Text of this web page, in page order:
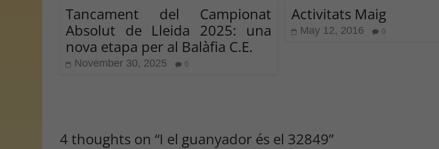
Tancament del Campionat
Absolut de Lleida 2025: una
nova etapa per al Balàfia C.E.
November 30, 2025 0
Activitats Maig
May 12, 2016 0
4 thoughts on “I el guanyador és el 32849”